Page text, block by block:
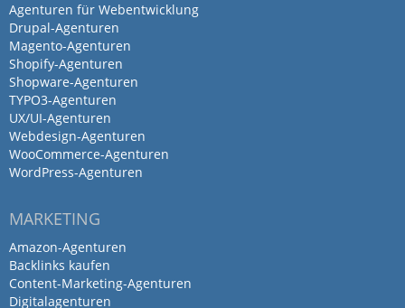
Agenturen für Webentwicklung
Drupal-Agenturen
Magento-Agenturen
Shopify-Agenturen
Shopware-Agenturen
TYPO3-Agenturen
UX/UI-Agenturen
Webdesign-Agenturen
WooCommerce-Agenturen
WordPress-Agenturen
MARKETING
Amazon-Agenturen
Backlinks kaufen
Content-Marketing-Agenturen
Digitalagenturen